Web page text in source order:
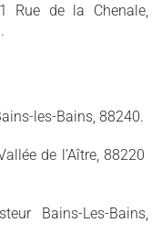
Rue de la Chenale,
les-Bains, 88240.
de l’Aître, 88220
Bains-Les-Bains,